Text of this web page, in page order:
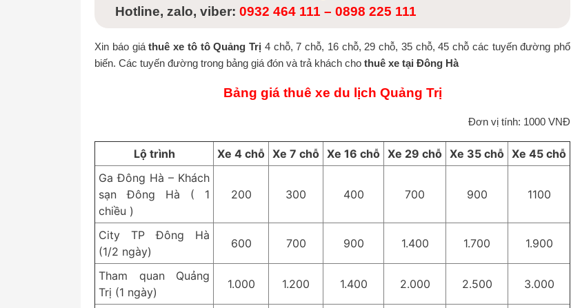
Hotline, zalo, viber: 0932 464 111 – 0898 225 111
Xin báo giáthuê xe tô tô Quảng Trị 4 chỗ, 7 chỗ, 16 chỗ, 29 chỗ, 35 chỗ, 45 chỗ các tuyến đường phổ
biến. Các tuyến đường trong bảng giá đón và trả khách cho thuê xe tại Đông Hà
Bảng giá thuê xe du lịch Quảng Trị
Đơn vị tính: 1000 VNĐ
Lộ trình Xe 4 chỗ Xe 7 chỗ Xe 16 chỗ Xe 29 chỗ Xe 35 chỗ Xe 45 chỗ
Ga Đông Hà – Khách
sạn Đông Hà ( 1
chiều )
200 300 400 700 900 1100
City TP Đông Hà
(1/2 ngày)
600 700 900 1.400 1.700 1.900
Tham quan Quảng
Trị (1 ngày)
1.000 1.200 1.400 2.000 2.500 3.000